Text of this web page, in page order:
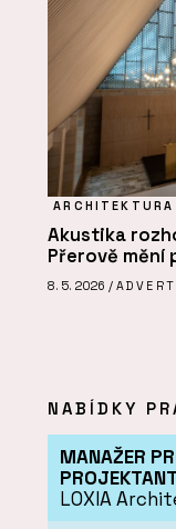
ARCHITEKTURA
Akustika
Přerově
8. 5. 2026 /
NABÍDKY
MANAŽER
PROJEKTANT
LOXIA